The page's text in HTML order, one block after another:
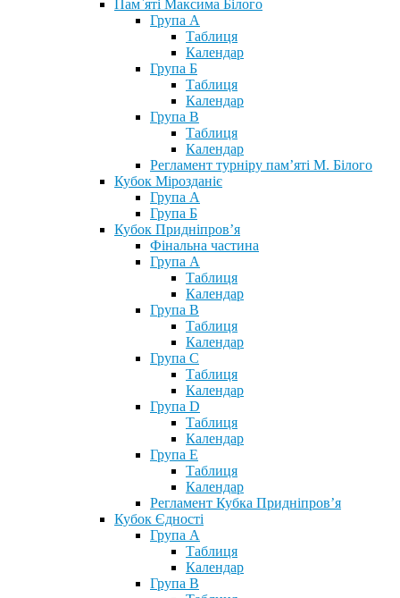
Пам`яті Максима Білого
Група А
Таблиця
Календар
Група Б
Таблиця
Календар
Група В
Таблиця
Календар
Регламент турніру пам’яті М. Білого
Кубок Мірозданіє
Група А
Група Б
Кубок Придніпров’я
Фінальна частина
Група А
Таблиця
Календар
Група В
Таблиця
Календар
Група С
Таблиця
Календар
Група D
Таблиця
Календар
Група Е
Таблиця
Календар
Регламент Кубка Придніпров’я
Кубок Єдності
Група А
Таблиця
Календар
Група В